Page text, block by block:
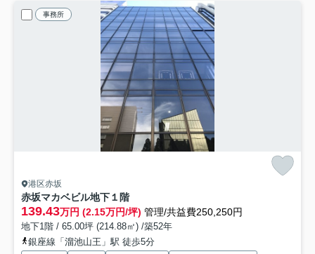
事務所
港区赤坂
赤坂マカベビル地下１階
139.43万円 (2.15万円/坪) 管理/共益費250,250円
地下1階 / 65.00坪 (214.88㎡) /築52年
銀座線「溜池山王」駅 徒歩5分